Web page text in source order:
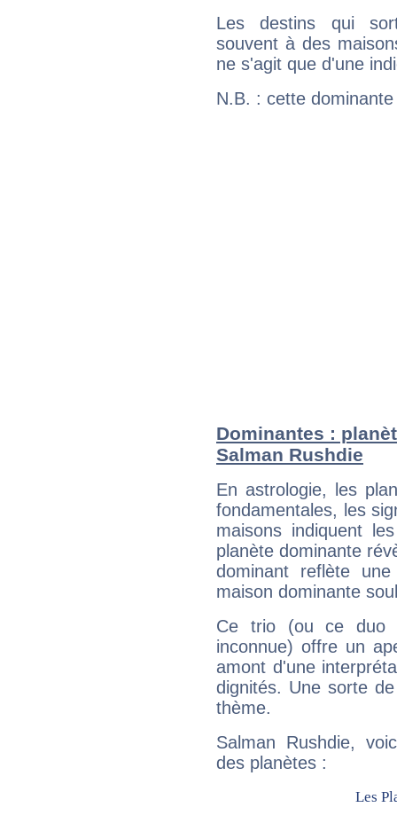
Les destins qui
souvent à des
ne s'agit que d'une
N.B. : cette
Dominantes :
Salman Rushdie
En astrologie, les
fondamentales, les
maisons indiquent
planète dominante
dominant reflète
maison dominante
Ce trio (ou ce duo
inconnue) offre un
amont d'une
dignités. Une sorte
thème.
Salman Rushdie,
des planètes :